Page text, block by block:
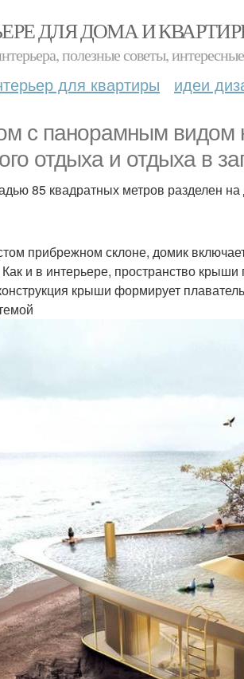
ДЛЯ ДОМА И
полезные советы,
для квартиры идеи
с панорамным видом
отдыха и отдыха в
85 квадратных метров разделен
прибрежном склоне, домик
и в интерьере, пространство
крыши формирует